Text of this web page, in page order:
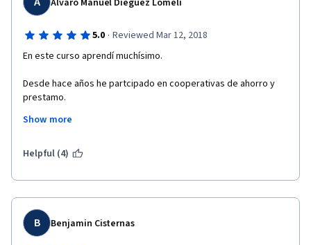
Alvaro Manuel Dieguez Lomeli
5.0 · Reviewed Mar 12, 2018
En este curso aprendí muchísimo.
Desde hace años he partcipado en cooperativas de ahorro y
prestamo.
Pero ahora he conocido distintas formas en las cuales se
frente a los embates que trae el neoliberalismo rapaz e
Pero los temas que se dieron en este curso y el material
Show more
Helpful (4)
B Benjamin Cisternas